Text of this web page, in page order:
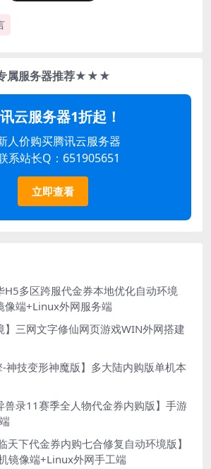
属服务器推荐★★★
云服务器1折起！
人价购买腾讯云服务器
系站长Q：651905651
立即查看
H5多区跨服代金券本地优化自动环境
像端+Linux外网服务端
】三网文字修仙网页游戏WIN外网搭建
神技变形神魔版】多大陆内购版单机本
兽录11赛季全人物代金券内购版】手游
天下代金券内购七合修复自动环境版】
镜像端+Linux外网手工端